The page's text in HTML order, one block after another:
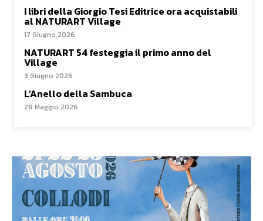
I libri della Giorgio Tesi Editrice ora acquistabili
al NATURART Village
17 Giugno 2026
NATURART 54 festeggia il primo anno del
Village
3 Giugno 2026
L’Anello della Sambuca
28 Maggio 2026